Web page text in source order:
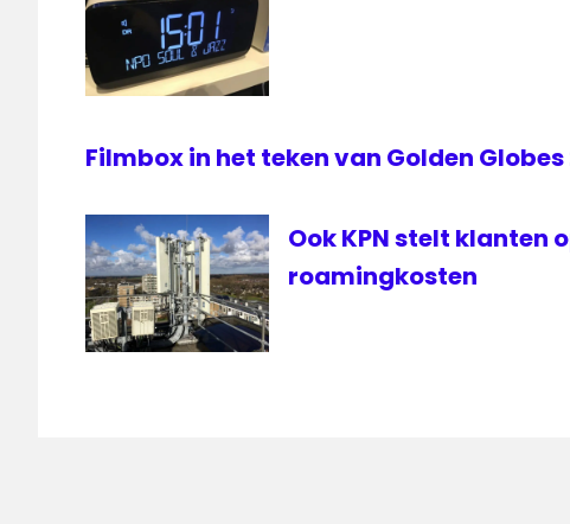
VPRO
Filmbox in het teken van Golden Globes
Ook KPN stelt klanten
roamingkosten